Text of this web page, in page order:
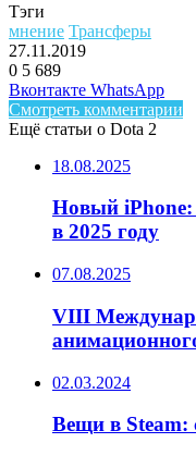
Тэги
мнение Трансферы
27.11.2019
0 5 689
Facebook
Twitter
LinkedIn
Вконтакте WhatsApp
Смотреть комментарии
Ещё статьи о Dota 2
18.08.2025
Новый iPhone:
в 2025 году
07.08.2025
VIII
02.03.2024
Вещи в Steam: